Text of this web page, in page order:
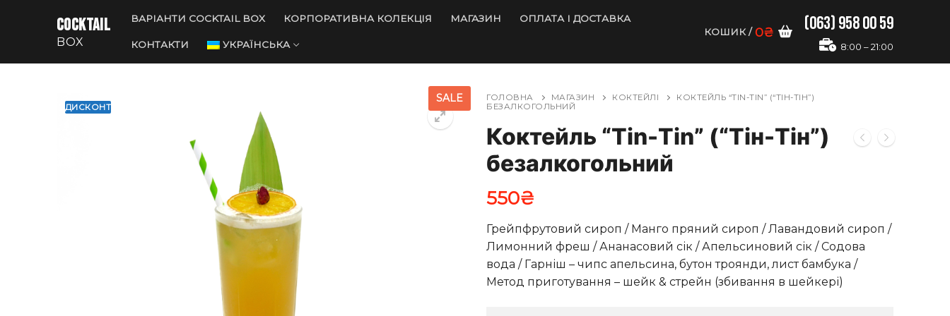
COCKTAIL
BOX
ВАРІАНТИ COCKTAIL BOX КОРПОРАТИВНА КОЛЕКЦІЯ МАГАЗИН ОПЛАТА І ДОСТАВКА
КОНТАКТИ УКРАЇНСЬКА
КОШИК / 0₴ (063) 958 00 59
8:00 – 21:00
ДИСКОНТ
SALE ГОЛОВНА МАГАЗИН КОКТЕЙЛІ
КОКТЕЙЛЬ “TIN-TIN” (“ТІН-ТІН”)
БЕЗАЛКОГОЛЬНИЙ
Коктейль “Tin-Tin” (“Тін-Тін”)
безалкогольний
550₴
Грейпфрутовий сироп / Манго пряний сироп / Лавандовий сироп /
Лимонний фреш / Ананасовий сік / Апельсиновий сік / Содова
вода / Гарніш – чипс апельсина, бутон троянди, лист бамбука /
Метод приготування – шейк & стрейн (збивання в шейкері)